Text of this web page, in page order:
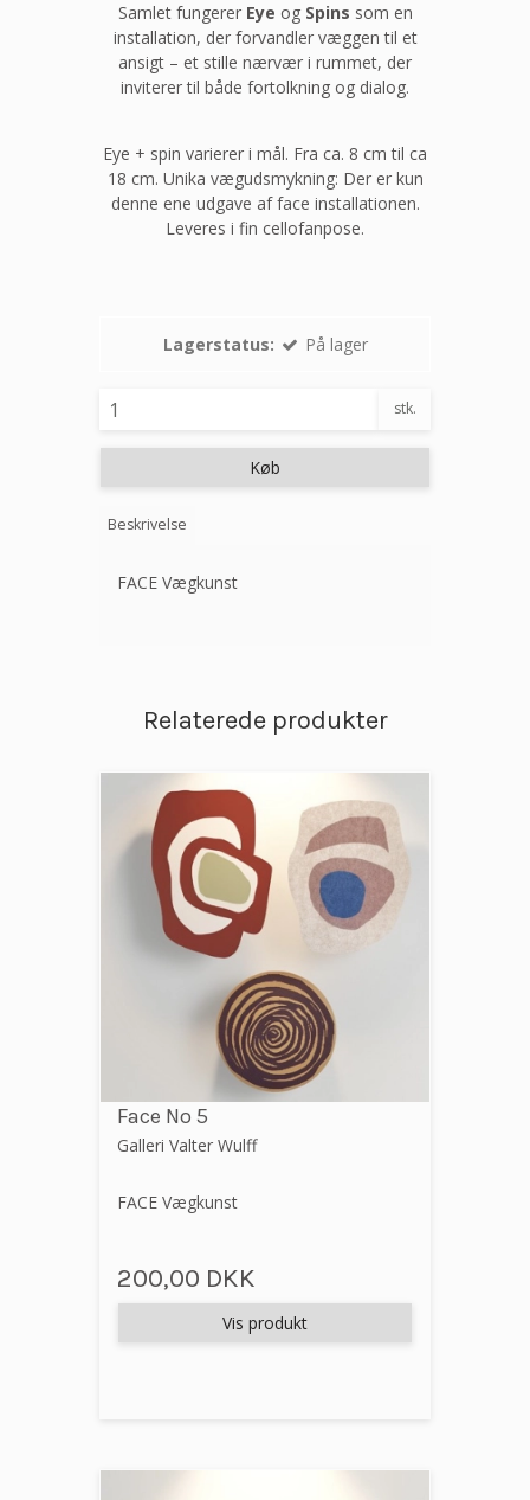
Samlet fungerer Eye og Spins som en
installation, der forvandler væggen til et
ansigt – et stille nærvær i rummet, der
inviterer til både fortolkning og dialog.
Eye + spin varierer i mål. Fra ca. 8 cm til ca
18 cm. Unika vægudsmykning: Der er kun
denne ene udgave af face installationen.
Leveres i fin cellofanpose.
Lagerstatus: På lager
stk.
Køb
Beskrivelse
FACE Vægkunst
Relaterede produkter
Face No 5
Galleri Valter Wulff
FACE Vægkunst
200,00 DKK
Vis produkt